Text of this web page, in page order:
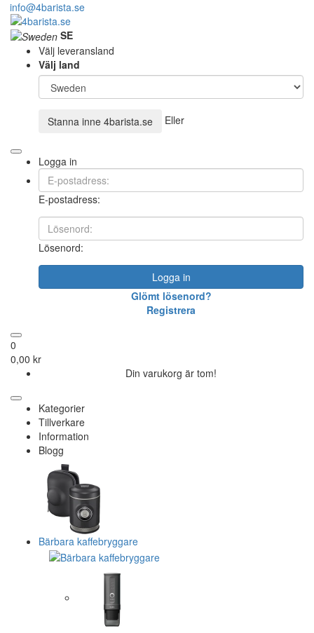
info@4barista.se
SE
Välj leveransland
Välj land
Stanna inne 4barista.se Eller
Logga in
E-postadress:
Lösenord:
Logga in
Glömt lösenord?
Registrera
0
0,00 kr
Din varukorg är tom!
Kategorier
Tillverkare
Information
Blogg
Bärbara kaffebryggare